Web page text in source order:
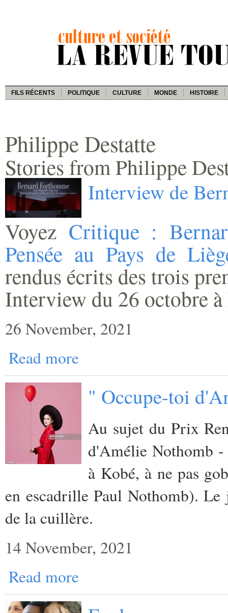
FILS RÉCENTS POLITIQUE CULTURE MONDE HISTOIRE
Philippe Destatte
Stories from Philippe
Interview de
Voyez Critique :
Pensée au Pays de
rendus écrits des trois
Interview du 26 octobre
26 November, 2021
Read more
" Occupe-toi
Au sujet du Prix
d'Amélie Nothomb -
à Kobé, à ne pas
en escadrille Paul Nothomb).
de la cuillère.
14 November, 2021
Read more